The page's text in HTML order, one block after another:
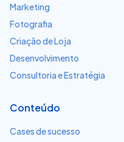
Marketing
Fotografia
Criação de Loja
Desenvolvimento
Consultoria e Estratégia
Conteúdo
Cases de sucesso